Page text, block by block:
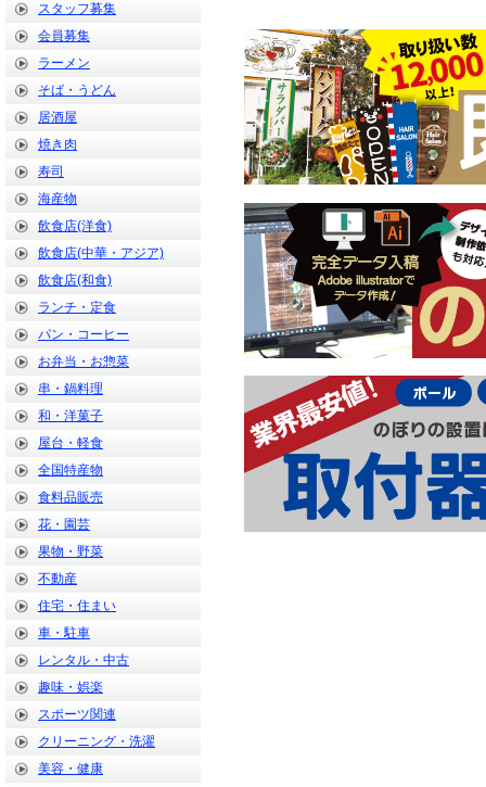
スタッフ募集
会員募集
ラーメン
そば・うどん
居酒屋
焼き肉
寿司
海産物
飲食店(洋食)
飲食店(中華・アジア)
飲食店(和食)
ランチ・定食
パン・コーヒー
お弁当・お惣菜
串・鍋料理
和・洋菓子
屋台・軽食
全国特産物
食料品販売
花・園芸
果物・野菜
不動産
住宅・住まい
車・駐車
レンタル・中古
趣味・娯楽
スポーツ関連
クリーニング・洗濯
美容・健康